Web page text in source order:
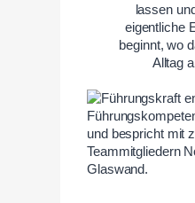
lassen
eigentliche
beginnt, wo
Alltag